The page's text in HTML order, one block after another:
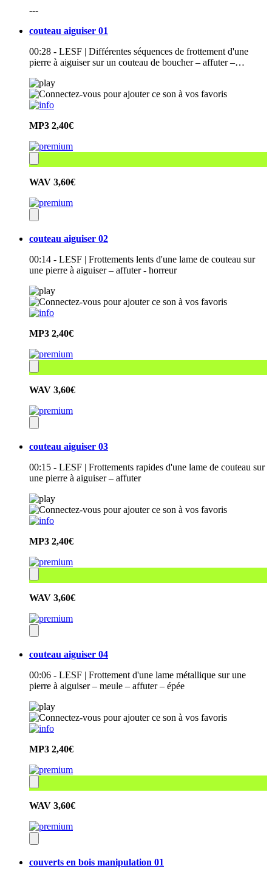
---
couteau aiguiser 01
00:28 - LESF | Différentes séquences de frottement d'une
pierre à aiguiser sur un couteau de boucher – affuter –…
MP3 2,40€
WAV 3,60€
couteau aiguiser 02
00:14 - LESF | Frottements lents d'une lame de couteau sur
une pierre à aiguiser – affuter - horreur
MP3 2,40€
WAV 3,60€
couteau aiguiser 03
00:15 - LESF | Frottements rapides d'une lame de couteau sur
une pierre à aiguiser – affuter
MP3 2,40€
WAV 3,60€
couteau aiguiser 04
00:06 - LESF | Frottement d'une lame métallique sur une
pierre à aiguiser – meule – affuter – épée
MP3 2,40€
WAV 3,60€
couverts en bois manipulation 01